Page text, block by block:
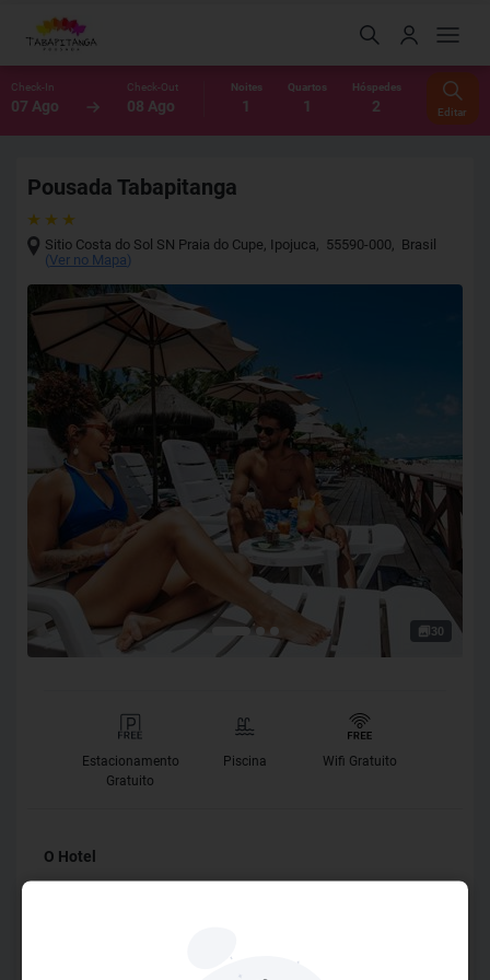
Check-In
07 Ago
Check-Out
08 Ago
Noites
1
Quartos
1
Hóspedes
2 Editar
Pousada Tabapitanga
Sitio Costa do Sol SN Praia do Cupe, Ipojuca, 55590-000, Brasil
(Ver no Mapa)
30
Estacionamento
Gratuito
Piscina Wifi Gratuito
O Hotel
trazendo o objetivo de proporcionar paz, conforto e muito